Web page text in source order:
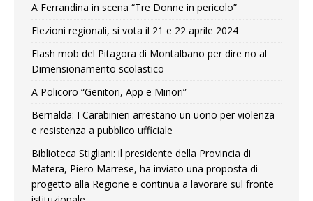
A Ferrandina in scena “Tre Donne in pericolo”
Elezioni regionali, si vota il 21 e 22 aprile 2024
Flash mob del Pitagora di Montalbano per dire no al
Dimensionamento scolastico
A Policoro “Genitori, App e Minori”
Bernalda: I Carabinieri arrestano un uono per violenza
e resistenza a pubblico ufficiale
Biblioteca Stigliani: il presidente della Provincia di
Matera, Piero Marrese, ha inviato una proposta di
progetto alla Regione e continua a lavorare sul fronte